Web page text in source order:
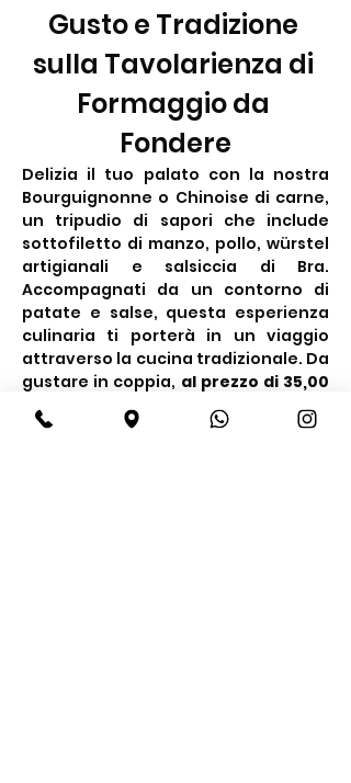
Gusto e Tradizione
sulla Tavolarienza di
Formaggio da
Fondere
Delizia il tuo palato con la nostra
Bourguignonne o Chinoise di carne,
un tripudio di sapori che include
sottofiletto di manzo, pollo, würstel
artigianali e salsiccia di Bra.
Accompagnati da un contorno di
patate e salse, questa esperienza
culinaria ti porterà in un viaggio
attraverso la cucina tradizionale. Da
gustare in coppia, al prezzo di 35,00
€ a persona.